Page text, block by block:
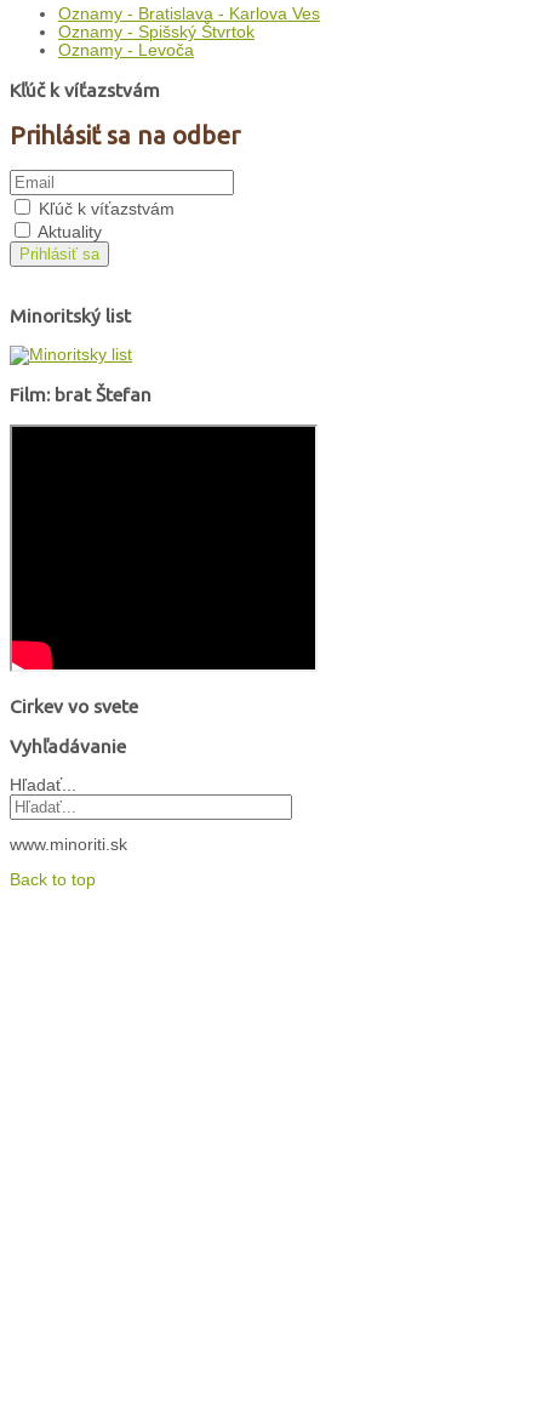
Oznamy - Bratislava - Karlova Ves
Oznamy - Spišský Štvrtok
Oznamy - Levoča
Kľúč k víťazstvám
Prihlásiť sa na odber
Kľúč k víťazstvám
Aktuality
Prihlásiť sa
Minoritský list
Film: brat Štefan
Cirkev vo svete
Vyhľadávanie
Hľadať...
www.minoriti.sk
Back to top